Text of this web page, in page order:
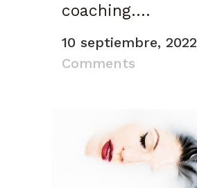
coaching....
10 septiembre, 2022
Comments